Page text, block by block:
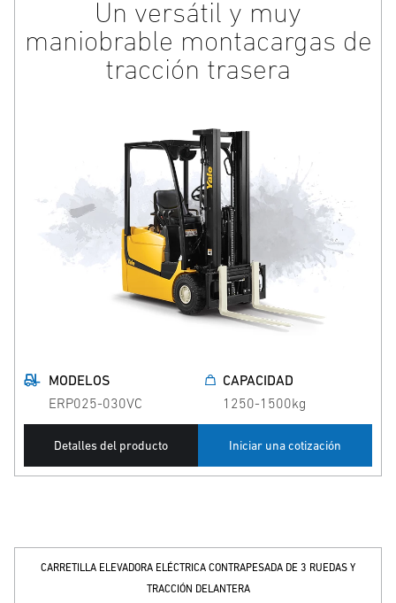
Un versátil y muy
maniobrable montacargas de
tracción trasera
MODELOS
ERP025-030VC
CAPACIDAD
1250-1500kg
Detalles del producto Iniciar una cotización
CARRETILLA ELEVADORA ELÉCTRICA CONTRAPESADA DE 3 RUEDAS Y
TRACCIÓN DELANTERA